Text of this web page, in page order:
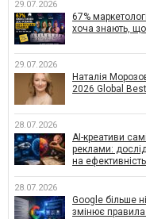
29.07.2026
67%
хоча знають,
29.07.2026
Наталія
2026 Global
28.07.2026
AI-креативи
реклами:
на
28.07.2026
Google більше
змінює